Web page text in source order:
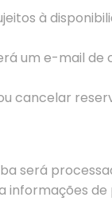
à
um e-mail
cancelar
será
informações